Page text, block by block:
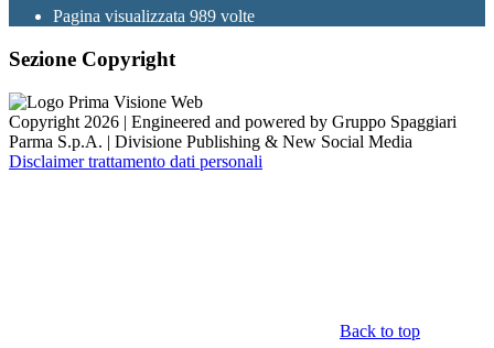
Pagina visualizzata 989 volte
Sezione Copyright
Copyright 2026 | Engineered and powered by Gruppo Spaggiari
Parma S.p.A. | Divisione Publishing & New Social Media
Disclaimer trattamento dati personali
Back to top